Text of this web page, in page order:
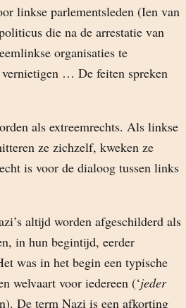
linkse parlementsleden (Ien van
die na de arrestatie van
organisaties te
… De feiten spreken
als extreemrechts. Als linkse
ze zichzelf, kweken ze
is voor de dialoog tussen links
altijd worden afgeschilderd als
in hun begintijd, eerder
was in het begin een typische
welvaart voor iedereen (‘jeder
De term Nazi is een afkorting